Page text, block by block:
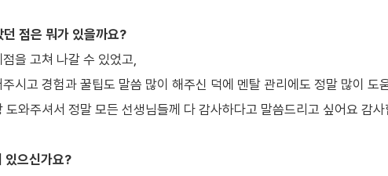
점은 뭐가 있을까요?
을 고쳐 나갈 수 있었고,
시고 경험과 꿀팁도 말씀 많이 해주신 덕에 멘탈 관리에도 정말 많이 도
와주셔서 정말 모든 선생님들께 다 감사하다고 말씀드리고 싶어요 감
있으신가요?